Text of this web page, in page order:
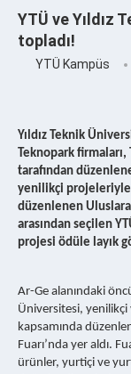
YTÜ ve Yıldız
topladı!
YTÜ Kampüs
Yıldız Teknik
Teknopark firmaları,
tarafından
yenilikçi projeleriyle
düzenlenen
arasından seçilen
projesi ödüle layık
Ar-Ge alanındaki
Üniversitesi, yenilikçi
kapsamında
Fuarı’nda yer aldı.
ürünler, yurtiçi ve